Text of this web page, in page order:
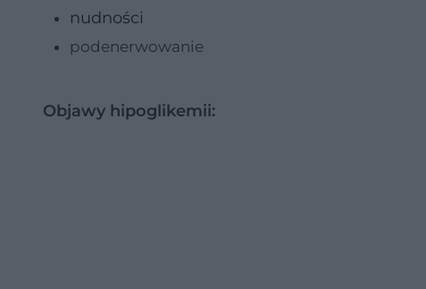
nudności
podenerwowanie
Objawy hipoglikemii: